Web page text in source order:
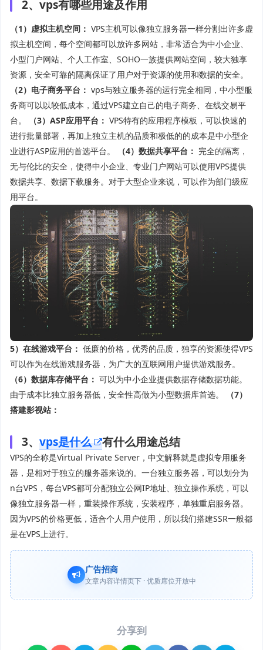
2、vps有哪些用途及作用
（1）虚拟主机空间： VPS主机可以像独立服务器一样分割出许多虚
拟主机空间，每个空间都可以放许多网站，非常适合为中小企业、
小型门户网站、个人工作室、SOHO一族提供网站空间，较大独享
资源，安全可靠的隔离保证了用户对于资源的使用和数据的安全。
（2）电子商务平台： vps与独立服务器的运行完全相同，中小型服
务商可以以较低成本，通过VPS建立自己的电子商务、在线交易平
台。
（3）ASP应用平台： VPS特有的应用程序模板，可以快速的
进行批量部署，再加上独立主机的品质和极低的的成本是中小型企
业进行ASP应用的首选平台。
（4）数据共享平台： 完全的隔离，
无与伦比的安全，使得中小企业、专业门户网站可以使用VPS提供
数据共享、数据下载服务。对于大型企业来说，可以作为部门级应
用平台。
5）在线游戏平台： 低廉的价格，优秀的品质，独享的资源使得VPS
可以作为在线游戏服务器，为广大的互联网用户提供游戏服务。
（6）数据库存储平台： 可以为中小企业提供数据存储数据功能。
由于成本比独立服务器低，安全性高做为小型数据库首选。
（7）
搭建影视站：
3、 vps是什么 有什么用途总结
VPS的全称是Virtual Private Server，中文解释就是虚拟专用服务
器，是相对于独立的服务器来说的。一台独立服务器，可以划分为
n台VPS，每台VPS都可分配独立公网IP地址、独立操作系统，可以
像独立服务器一样，重装操作系统，安装程序，单独重启服务器。
因为VPS的价格更低，适合个人用户使用，所以我们搭建SSR一般都
是在VPS上进行。
广告招商
文章内容详情页下 · 优质席位开放中
分享到